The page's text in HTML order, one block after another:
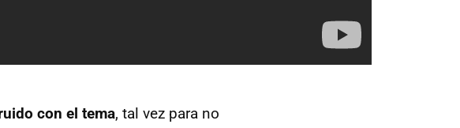
con el tema, tal vez para no